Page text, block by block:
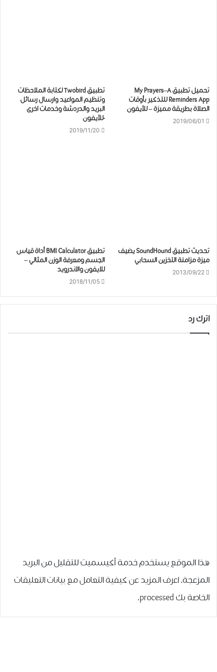
تحميل ﺗﻄﺒﻴﻖ My Prayers–A
Reminders App للتذكير بأوقات
الصلاة بطريقة مميزة – للآيفون
2019/06/01
تطبيق Twobird لكتابة الملاحظات
ﻭﺗﻨﻈﻴﻢ ﺍﻟﻤﻮﺍﻋﻴﺪ وارسال رسائل
البريد والدردشة وخدمات اخرى
-للآيفون
2019/11/20
تحديث تطبيق SoundHound يضيف
ميزة مزامنة التخزين السحابي
2013/09/22
تطبيق BMI Calculator أداة قياس
الجسم ومعرفة الوزن المثالي –
للايفون والاندرويد
2018/11/05
اترك رد
هذا الموقع يستخدم خدمة أكيسميت للتقليل من البريد
المزعجة.اعرف المزيد عن كيفية التعامل مع بيانات التعليقات
الخاصة بك processed
.